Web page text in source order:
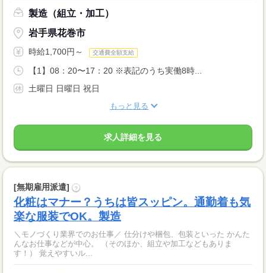
製造（組立・加工）
岩手県花巻市
時給1,700円～ 交通費全額支給
【1】08：20〜17：20 ※表記のうち実働8時...
土曜日 日曜日 祝日
もっと見る
求人詳細を見る
[無期雇用派遣] ?
化粧はマナー？うちは皆スッピン。通勤着も気
楽な服装でOK。製造
＼モノづくり業界でのお仕事／ 仕分けや梱包、包装といった かんた
んなお仕事などが中心。 （そのほか、組立や加工などもありま
す！） 覚えやすいル...